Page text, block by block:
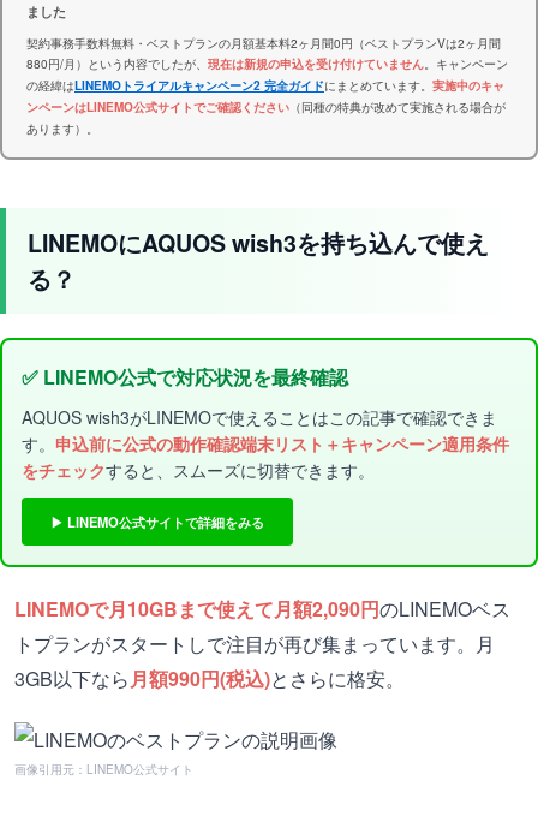
ました
契約事務手数料無料・ベストプランの月額基本料2ヶ月間0円（ベストプランVは2ヶ月間
880円/月）という内容でしたが、 現在は新規の申込を受け付けていません。キャンペーン
の経緯はLINEMOトライアルキャンペーン2 完全ガイドにまとめています。 実施中のキャ
ンペーンはLINEMO公式サイトでご確認ください （同種の特典が改めて実施される場合が
あります）。
LINEMOにAQUOS wish3を持ち込んで使え
る？
✅ LINEMO公式で対応状況を最終確認
AQUOS wish3がLINEMOで使えることはこの記事で確認できま
す。 申込前に公式の動作確認端末リスト＋キャンペーン適用条件
をチェックすると、スムーズに切替できます。
▶ LINEMO公式サイトで詳細をみる
LINEMOで月10GBまで使えて月額2,090円のLINEMOベス
トプランがスタートしで注目が再び集まっています。月
3GB以下なら月額990円(税込)とさらに格安。
画像引用元：LINEMO公式サイト